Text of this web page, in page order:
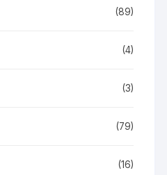
(89)
(4)
(3)
(79)
(16)